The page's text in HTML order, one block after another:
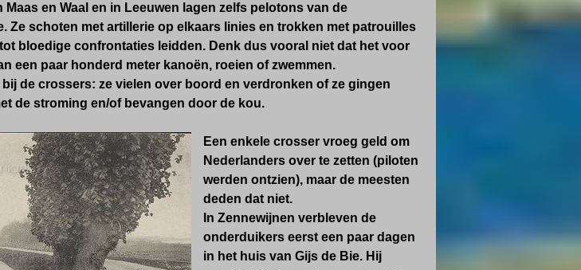
en Waal en in Leeuwen lagen zelfs pelotons van de
Ze schoten met artillerie op elkaars linies en trokken met patrouilles
bloedige confrontaties leidden. Denk dus vooral niet dat het voor
een paar honderd meter kanoën, roeien of zwemmen.
de crossers: ze vielen over boord en verdronken of ze gingen
de stroming en/of bevangen door de kou.
Een enkele crosser vroeg geld om
Nederlanders over te zetten (piloten
werden ontzien), maar de meesten
deden dat niet.
In Zennewijnen verbleven de
onderduikers eerst een paar dagen
in het huis van Gijs de Bie. Hij